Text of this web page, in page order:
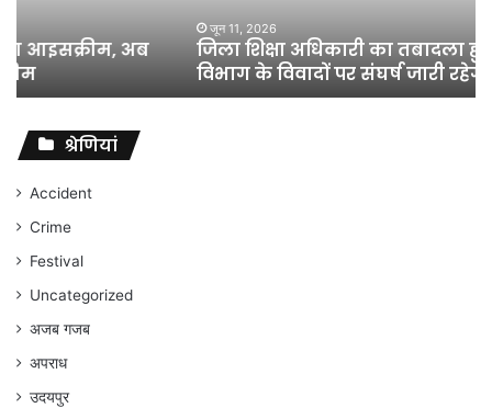
विभाग
के
विवादों
संघर्ष
जारी
रहेगा
अंकित
गौरहा
जिला शिक्षा अधिकारी का तबादला हुआ, लेकिन शिक्षा
विभाग के विवादों पर संघर्ष जारी रहेगा : अंकित गौरहा
श्रेणियां
Accident
Crime
Festival
Uncategorized
अजब गजब
अपराध
उदयपुर